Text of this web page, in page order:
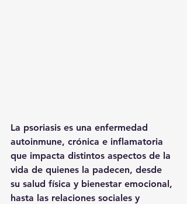
La psoriasis es una enfermedad
autoinmune, crónica e inflamatoria
que impacta distintos aspectos de la
vida de quienes la padecen, desde
su salud física y bienestar emocional,
hasta las relaciones sociales y